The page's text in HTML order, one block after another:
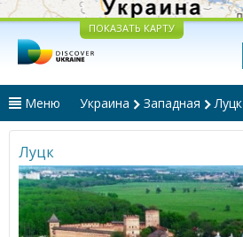
ПОКАЗАТЬ КАРТУ
Меню Украина Западная Луцк
Луцк